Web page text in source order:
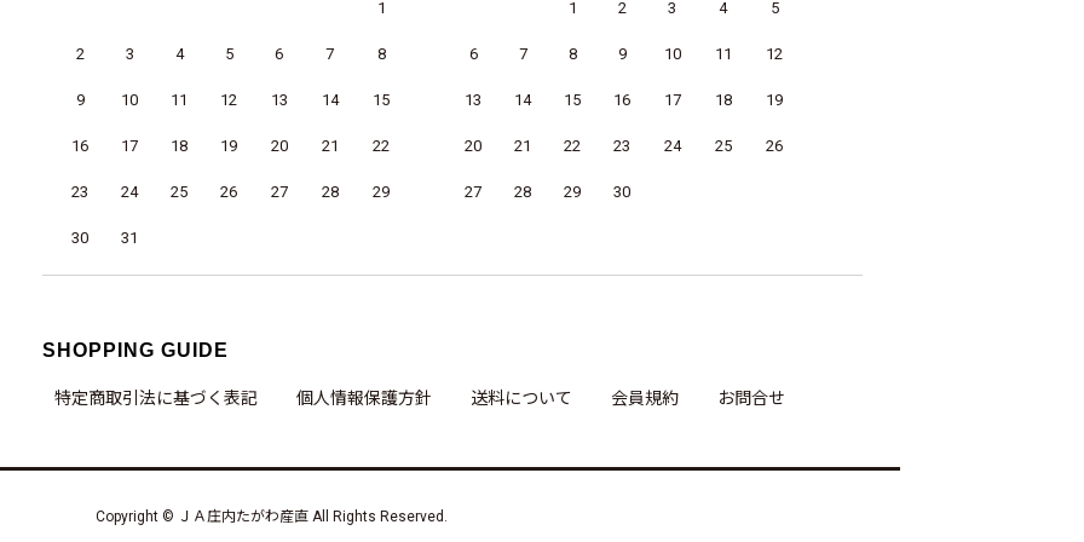
1
2 3 4 5 6 7 8
9 10 11 12 13 14 15
16 17 18 19 20 21 22
23 24 25 26 27 28 29
30 31
1 2 3 4 5
6 7 8 9 10 11 12
13 14 15 16 17 18 19
20 21 22 23 24 25 26
27 28 29 30
SHOPPING GUIDE
特定商取引法に基づく表記 個人情報保護方針 送料について 会員規約 お問合せ
Copyright © ＪＡ庄内たがわ産直 All Rights Reserved.